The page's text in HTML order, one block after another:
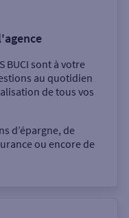
BUCI sont à votre
au quotidien
de tous vos
d’épargne, de
ou encore de